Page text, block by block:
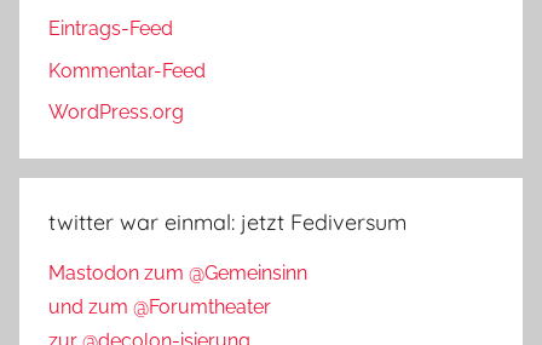
Eintrags-Feed
Kommentar-Feed
WordPress.org
twitter war einmal: jetzt Fediversum
Mastodon zum @Gemeinsinn
und zum @Forumtheater